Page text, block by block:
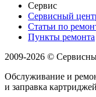
Сервис
Сервисный
Статьи по
Пункты ремонта
2009-2026 ©
Обслуживание и
и заправка